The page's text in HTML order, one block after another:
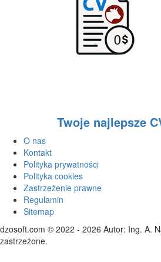
Twoje najlepsze
O nas
Kontakt
Polityka prywatności
Polityka cookies
Zastrzeżenie prawne
Regulamin
Sitemap
dzosoft.com © 2022 - 2026 Autor: Ing. A.
zastrzeżone.